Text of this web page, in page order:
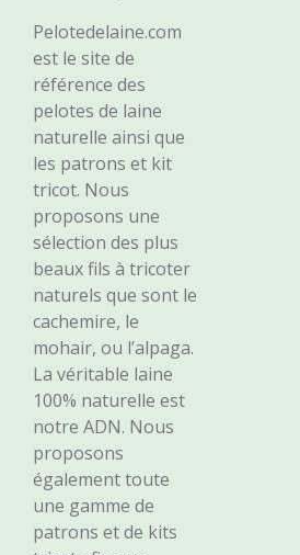
Pelotedelaine.com
est le site de
référence des
pelotes de laine
naturelle ainsi que
les patrons et kit
tricot. Nous
proposons une
sélection des plus
beaux fils à tricoter
naturels que sont le
cachemire, le
mohair, ou l’alpaga.
La véritable laine
100% naturelle est
notre ADN. Nous
proposons
également toute
une gamme de
patrons et de kits